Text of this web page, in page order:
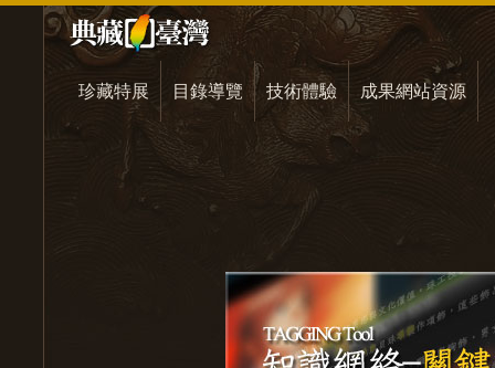
珍藏特展 目錄導覽 技術體驗 成果網站資源